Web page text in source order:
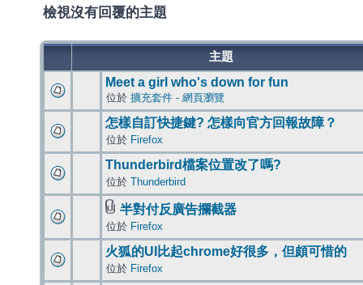
檢視沒有回覆的主題
主題
Meet a girl who's down for fun
位於 擴充套件 - 網頁瀏覽
怎樣自訂快捷鍵? 怎樣向官方回報故障？
位於 Firefox
Thunderbird檔案位置改了嗎?
位於 Thunderbird
半對付反廣告攔截器
位於 Firefox
火狐的UI比起chrome好很多，但頗可惜的
位於 Firefox